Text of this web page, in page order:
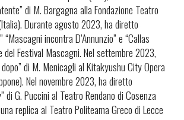
di M. Bargagna alla Fondazione Teatro
Durante agosto 2023, ha diretto
“Mascagni incontra D’Annunzio” e “Callas
del Festival Mascagni. Nel settembre 2023,
di M. Menicagli al Kitakyushu City Opera
Nel novembre 2023, ha diretto
di G. Puccini al Teatro Rendano di Cosenza
replica al Teatro Politeama Greco di Lecce